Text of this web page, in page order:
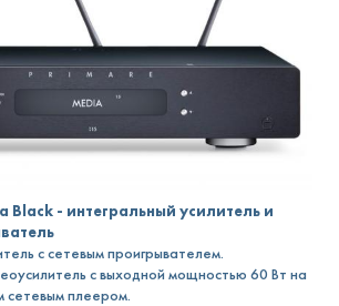
Black - интегральный усилитель и
с сетевым проигрывателем.
с выходной мощностью 60 Вт на
сетевым плеером.